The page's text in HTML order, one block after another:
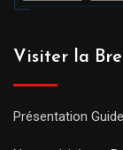
Visiter la
Présentation